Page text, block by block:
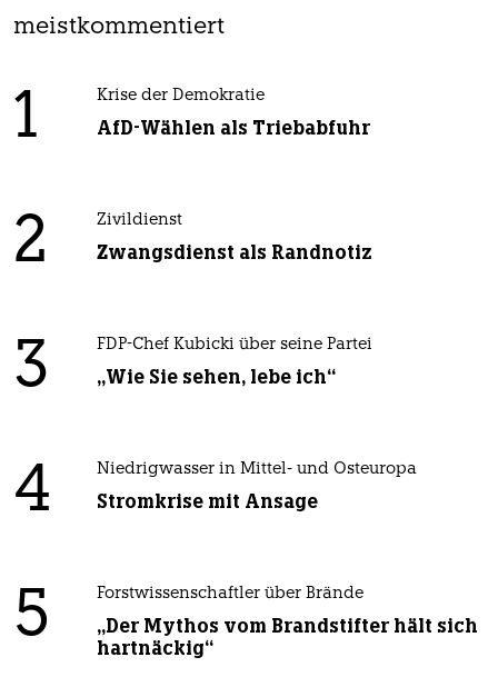
meistkommentiert
1 Krise der Demokratie
AfD-Wählen als Triebabfuhr
2 Zivildienst
Zwangsdienst als Randnotiz
3 FDP-Chef Kubicki über seine Partei
„Wie Sie sehen, lebe ich“
4 Niedrigwasser in Mittel- und Osteuropa
Stromkrise mit Ansage
5 Forstwissenschaftler über Brände
„Der Mythos vom Brandstifter hält sich
hartnäckig“